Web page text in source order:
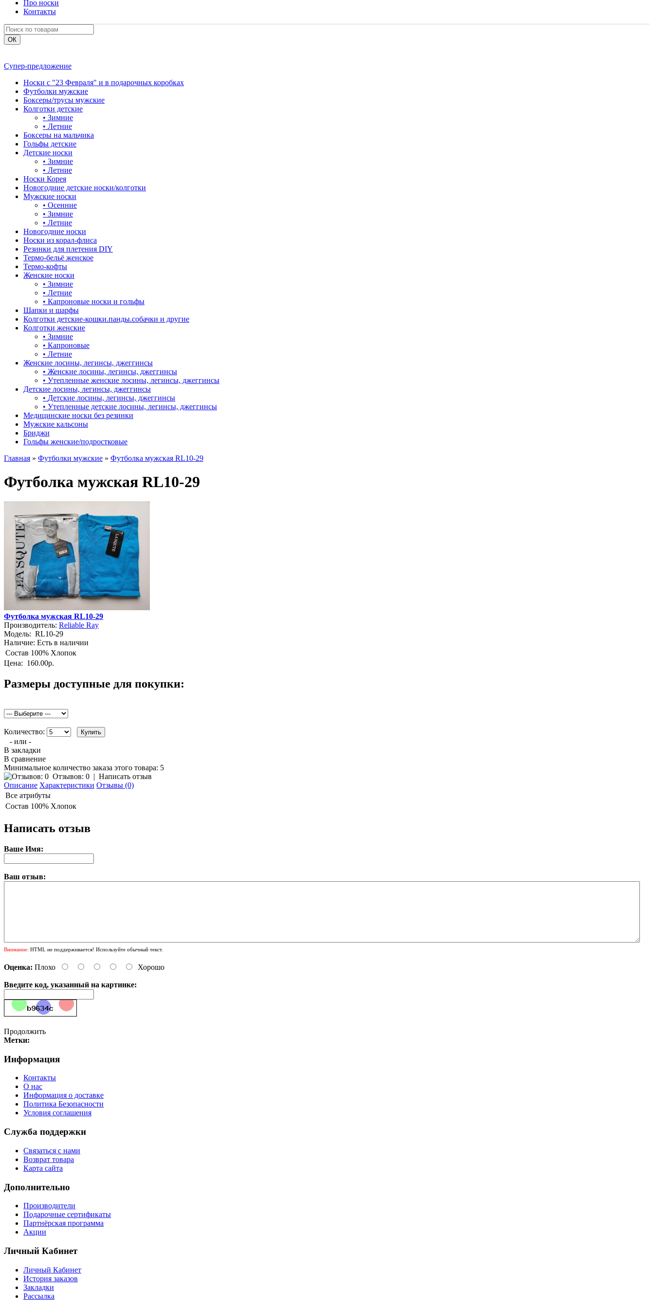
Про носки
Контакты
Супер-предложение
Носки с "23 Февраля" и в подарочных коробках
Футболки мужские
Боксеры/трусы мужские
Колготки детские
• Зимние
• Летние
Боксеры на мальчика
Гольфы детские
Детские носки
• Зимние
• Летние
Носки Корея
Новогодние детские носки/колготки
Мужские носки
• Осенние
• Зимние
• Летние
Новогодние носки
Носки из корал-флиса
Резинки для плетения DIY
Термо-бельё женское
Термо-кофты
Женские носки
• Зимние
• Летние
• Капроновые носки и гольфы
Шапки и шарфы
Колготки детские-кошки.панды.собачки и другие
Колготки женские
• Зимние
• Капроновые
• Летние
Женские лосины, легинсы, джеггинсы
• Женские лосины, легинсы, джеггинсы
• Утепленные женские лосины, легинсы, джеггинсы
Детские лосины, легинсы, джеггинсы
• Детские лосины, легинсы, джеггинсы
• Утепленные детские лосины, легинсы, джеггинсы
Медицинские носки без резинки
Мужские кальсоны
Бриджи
Гольфы женские/подростковые
Главная » Футболки мужские » Футболка мужская RL10-29
Футболка мужская RL10-29
Футболка мужская RL10-29
Производитель: Reliable Ray
Модель: RL10-29
Наличие: Есть в наличии
Состав 100% Хлопок
Цена: 160.00р.
Размеры доступные для покупки:
Количество:
- или -
В закладки
В сравнение
Минимальное количество заказа этого товара: 5
Отзывов: 0 | Написать отзыв
Описание Характеристики Отзывы (0)
Все атрибуты
Состав 100% Хлопок
Написать отзыв
Ваше Имя:
Ваш отзыв:
Внимание: HTML не поддерживается! Используйте обычный текст.
Оценка: Плохо Хорошо
Введите код, указанный на картинке:
Продолжить
Метки:
Информация
Контакты
О нас
Информация о доставке
Политика Безопасности
Условия соглашения
Служба поддержки
Связаться с нами
Возврат товара
Карта сайта
Дополнительно
Производители
Подарочные сертификаты
Партнёрская программа
Акции
Личный Кабинет
Личный Кабинет
История заказов
Закладки
Рассылка